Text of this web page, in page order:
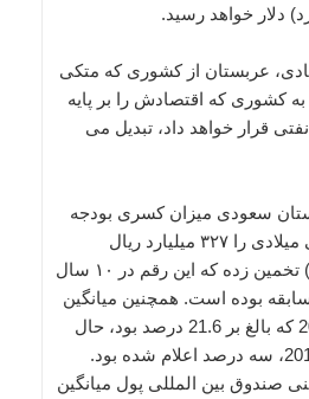
عربستان از کشوری که متکی
کشوری که اقتصادش را بر پایه
قرار خواهد داد، تبدیل می
سعودی میزان کسری بودجه
این کشور در سال کنونی میلادی را ۳۲۷ میلیارد ریال
سعودی (۸۷ میلیارد دلار) تخمین زده که این رقم در ۱۰ سال
بوده است. همچنین میانگین
کسر بودجه در سال 2015 که بالغ بر 21.6 درصد بود، حال
اینکه این رقم در سال 2014، سه درصد اعلام شده بود.
صندوق بین المللی پول میانگین